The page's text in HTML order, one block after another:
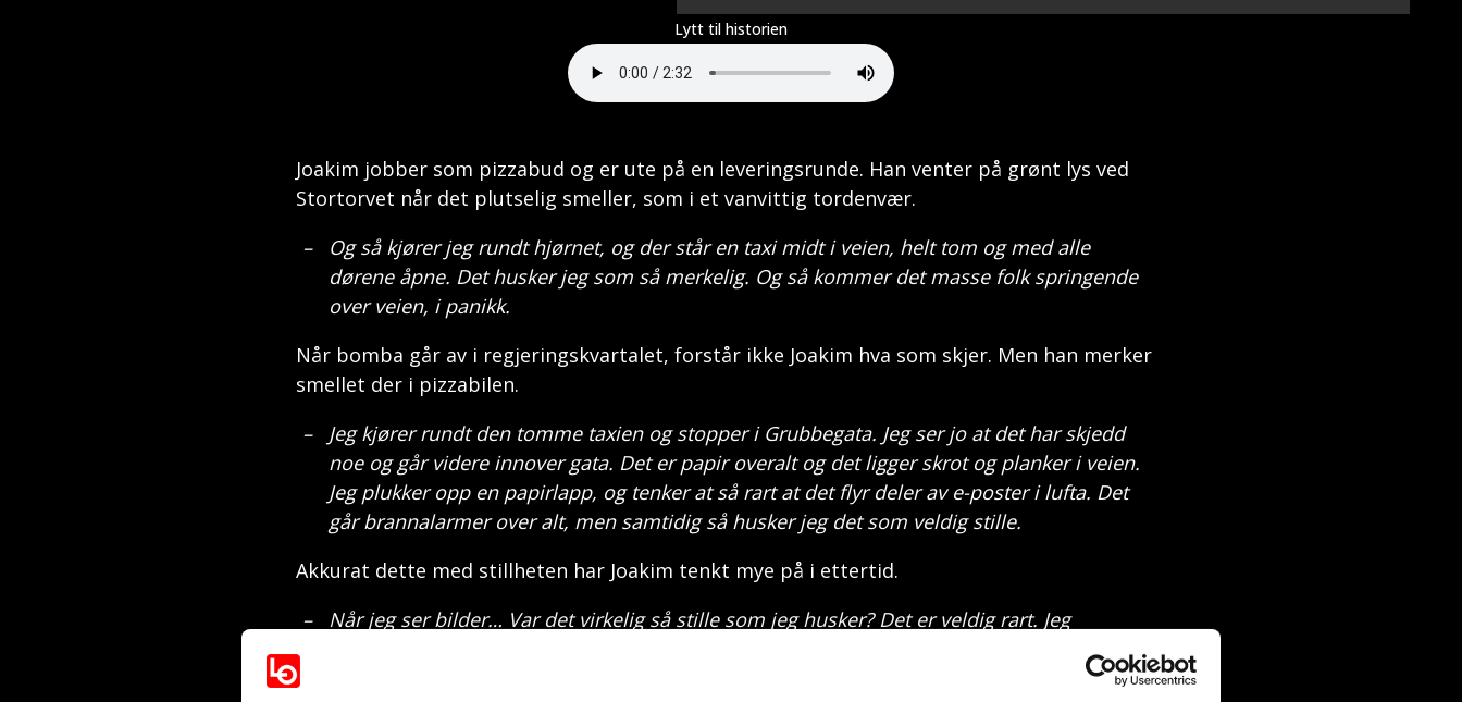
Lytt til historien
Joakim jobber som pizzabud og er ute på en leveringsrunde. Han venter på grønt lys ved
Stortorvet når det plutselig smeller, som i et vanvittig tordenvær.
Og så kjører jeg rundt hjørnet, og der står en taxi midt i veien, helt tom og med alle
dørene åpne. Det husker jeg som så merkelig. Og så kommer det masse folk springende
over veien, i panikk.
Når bomba går av i regjeringskvartalet, forstår ikke Joakim hva som skjer. Men han merker
smellet der i pizzabilen.
Jeg kjører rundt den tomme taxien og stopper i Grubbegata. Jeg ser jo at det har skjedd
noe og går videre innover gata. Det er papir overalt og det ligger skrot og planker i veien.
Jeg plukker opp en papirlapp, og tenker at så rart at det flyr deler av e-poster i lufta. Det
går brannalarmer over alt, men samtidig så husker jeg det som veldig stille.
Akkurat dette med stillheten har Joakim tenkt mye på i ettertid.
Når jeg ser bilder… Var det virkelig så stille som jeg husker? Det er veldig rart. Jeg